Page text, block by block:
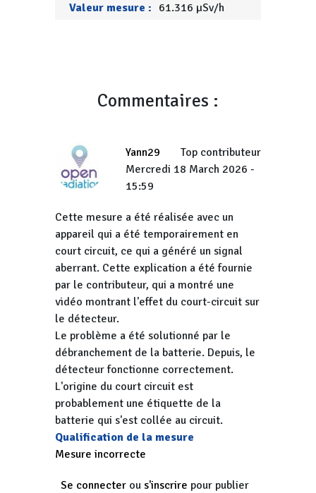
Valeur mesure : 61.316 µSv/h
Commentaires :
Yann29
Top contributeur
Mercredi 18 March 2026 -
15:59
Cette mesure a été réalisée avec un
appareil qui a été temporairement en
court circuit, ce qui a généré un signal
aberrant. Cette explication a été fournie
par le contributeur, qui a montré une
vidéo montrant l'effet du court-circuit sur
le détecteur.
Le problème a été solutionné par le
débranchement de la batterie. Depuis, le
détecteur fonctionne correctement.
L'origine du court circuit est
probablement une étiquette de la
batterie qui s'est collée au circuit.
Qualification de la mesure
Mesure incorrecte
Se connecter ou s'inscrire pour publier